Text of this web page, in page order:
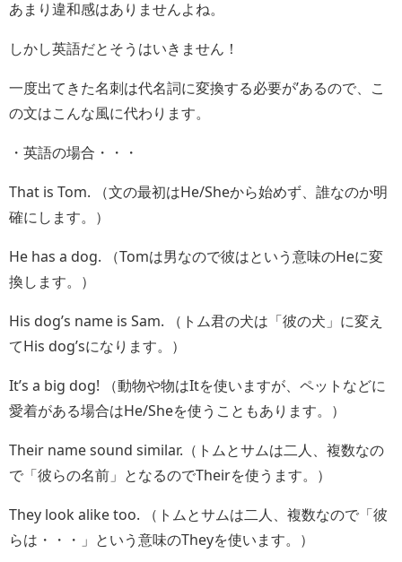
あまり違和感はありませんよね。
しかし英語だとそうはいきません！
一度出てきた名刺は代名詞に変換する必要が’あるので、こ
の文はこんな風に代わります。
・英語の場合・・・
That is Tom. （文の最初はHe/Sheから始めず、誰なのか明
確にします。）
He has a dog. （Tomは男なので彼はという意味のHeに変
換します。）
His dog’s name is Sam. （トム君の犬は「彼の犬」に変え
てHis dog’sになります。）
It’s a big dog! （動物や物はItを使いますが、ペットなどに
愛着がある場合はHe/Sheを使うこともあります。）
Their name sound similar.（トムとサムは二人、複数なの
で「彼らの名前」となるのでTheirを使うます。）
They look alike too. （トムとサムは二人、複数なので「彼
らは・・・」という意味のTheyを使います。）